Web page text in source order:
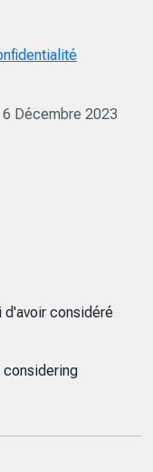
6 Décembre 2023
d'avoir considéré
considering